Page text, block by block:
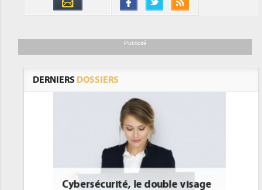
Publicité
DERNIERS DOSSIERS
DEE: l'efficacité énergétique